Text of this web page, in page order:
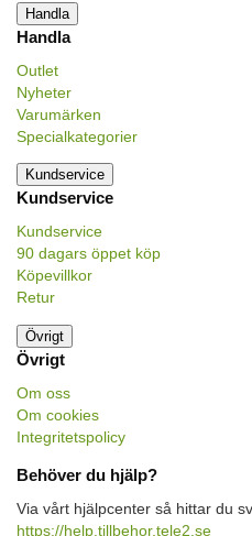
Handla
Handla
Outlet
Nyheter
Varumärken
Specialkategorier
Kundservice
Kundservice
Kundservice
90 dagars öppet köp
Köpevillkor
Retur
Övrigt
Övrigt
Om oss
Om cookies
Integritetspolicy
Behöver du hjälp?
Via vårt hjälpcenter så hittar du
https://help.tillbehor.tele2.se